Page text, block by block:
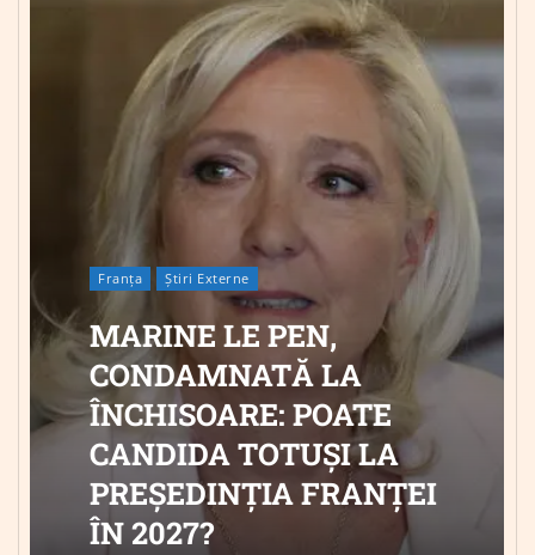
Franța Știri Externe
MARINE LE PEN,
CONDAMNATĂ LA
ÎNCHISOARE: POATE
CANDIDA TOTUȘI LA
PREȘEDINȚIA FRANȚEI
ÎN 2027?